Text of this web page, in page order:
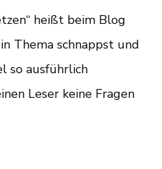
heißt beim Blog
Thema schnappst und
so ausführlich
Leser keine Fragen